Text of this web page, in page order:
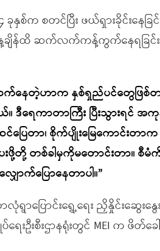
နှစ်က စတင်ပြီး ဖယ်ရှားခိုင်းနေခြ
ေ့ချိန်ထိ ဆက်လက်ကန့်ကွက်နေရခြ
က်နေတဲ့ဟာက နှစ်ရှည်ပင်တွေဖြစ်
ဒီရေကာတာကြီး ပြီးသွားရင် အ
ြေတာ၊ စိုက်ပျိုးမြေကောင်းတာ
းဖို့တို့ တစ်ခါမှကိုမတောင်းတာ။ စီမံ
ောက်ပြောနေတာပါ။”
လုံရွာပြောင်းရွှေ့ရေး ညှိနှိုင်းဆွ
ဦးစီးဌာနရုံးတွင် MEI က ဖိတ်ခေါ်